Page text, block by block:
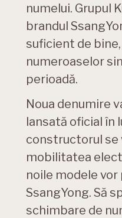
numelui. Grupul
brandul
suficient de bine,
numeroaselor
perioadă.
Noua denumire
lansată oficial în
constructorul se
mobilitatea
noile modele vor
SsangYong. Să
schimbare de